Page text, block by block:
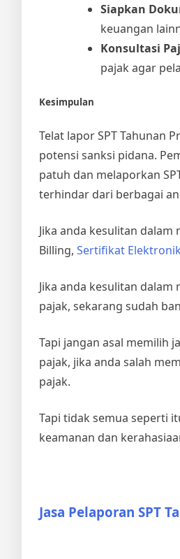
Siapkan
keuangan
Konsultasi
pajak agar
Kesimpulan
Telat lapor SPT Tahunan
potensi sanksi pidana.
patuh dan melaporkan
terhindar dari berbagai
Jika anda kesulitan
Billing, Sertifikat Elektronik
Jika anda kesulitan
pajak, sekarang sudah
Tapi jangan asal memilih
pajak, jika anda salah
pajak.
Tapi tidak semua seperti
keamanan dan
Jasa Pelaporan SPT